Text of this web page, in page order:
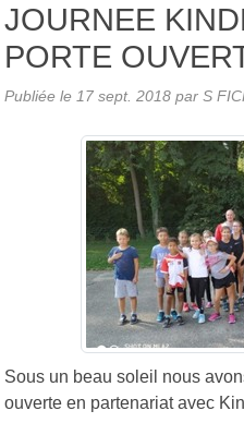
JOURNEE
PORTE
Publiée le 17 sept. 2018 par S
Sous un beau soleil nous
ouverte en partenariat avec